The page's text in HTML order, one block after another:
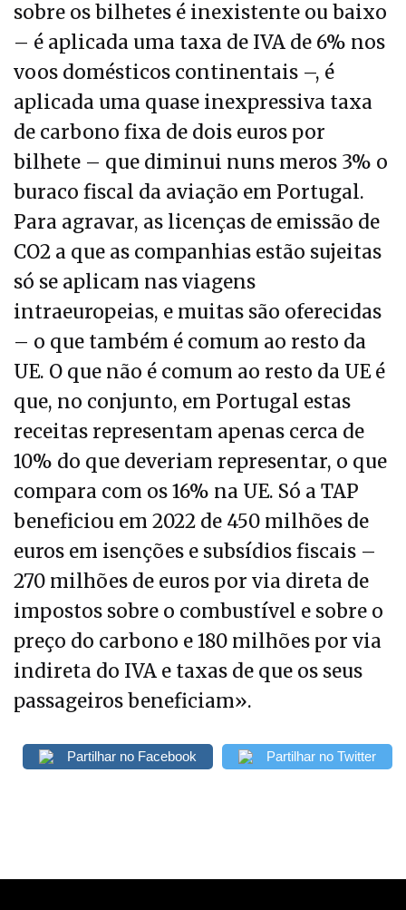
sobre os bilhetes é inexistente ou baixo
– é aplicada uma taxa de IVA de 6% nos
voos domésticos continentais –, é
aplicada uma quase inexpressiva taxa
de carbono fixa de dois euros por
bilhete – que diminui nuns meros 3% o
buraco fiscal da aviação em Portugal.
Para agravar, as licenças de emissão de
CO2 a que as companhias estão sujeitas
só se aplicam nas viagens
intraeuropeias, e muitas são oferecidas
– o que também é comum ao resto da
UE. O que não é comum ao resto da UE é
que, no conjunto, em Portugal estas
receitas representam apenas cerca de
10% do que deveriam representar, o que
compara com os 16% na UE. Só a TAP
beneficiou em 2022 de 450 milhões de
euros em isenções e subsídios fiscais –
270 milhões de euros por via direta de
impostos sobre o combustível e sobre o
preço do carbono e 180 milhões por via
indireta do IVA e taxas de que os seus
passageiros beneficiam».
Partilhar no Facebook Partilhar no Twitter